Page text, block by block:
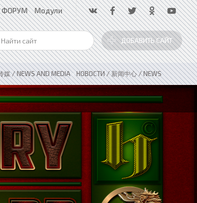
ФОРУМ Модули
ДОБАВИТЬ САЙТ
/ NEWS AND MEDIA»НОВОСТИ / 新闻中心 / NEWS